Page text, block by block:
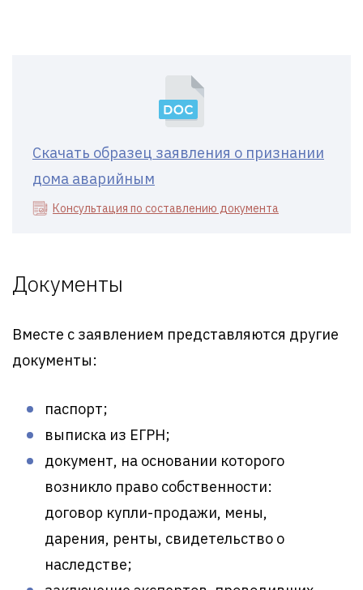
Скачать образец заявления о признании
дома аварийным
Консультация по составлению документа
Документы
Вместе с заявлением представляются другие
документы:
паспорт;
выписка из ЕГРН;
документ, на основании которого
возникло право собственности:
договор купли-продажи, мены,
дарения, ренты, свидетельство о
наследстве;